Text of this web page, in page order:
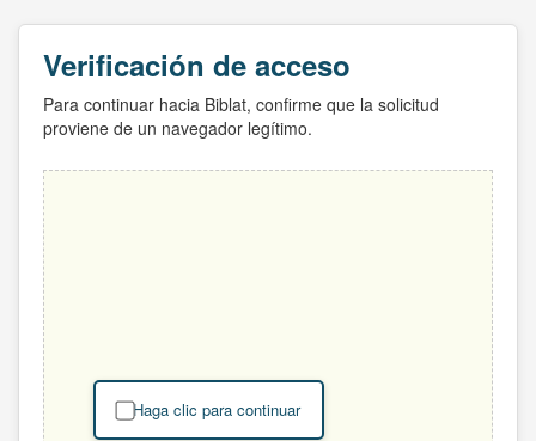
Verificación de acceso
Para continuar hacia Biblat, confirme que la solicitud
proviene de un navegador legítimo.
Haga clic para continuar